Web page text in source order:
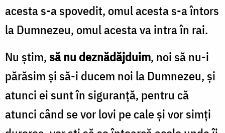
acesta s-a spovedit, omul acesta s-a întors
la Dumnezeu, omul acesta va intra în rai.
Nu știm,să nu deznădăjduim, noi să nu-i
părăsim și să-i ducem noi la Dumnezeu, și
atunci ei sunt în siguranță, pentru că
atunci când se vor lovi pe cale și vor simți